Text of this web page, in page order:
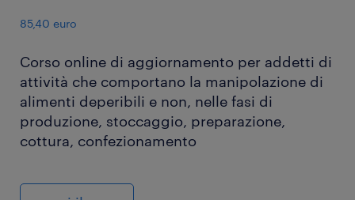
85,40 euro
Corso online di aggiornamento per addetti di
attività che comportano la manipolazione di
alimenti deperibili e non, nelle fasi di
produzione, stoccaggio, preparazione,
cottura, confezionamento